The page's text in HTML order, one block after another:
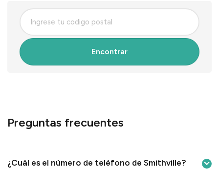
Encontrar
Preguntas frecuentes
¿Cuál es el número de teléfono de Smithville?